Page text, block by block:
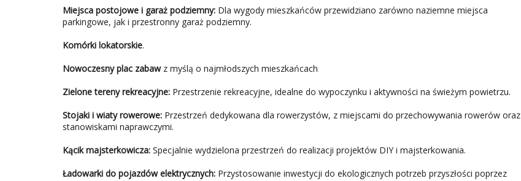
Miejsca postojowe i garaż podziemny: Dla wygody mieszkańców przewidziano zarówno naziemne miejsca
parkingowe, jak i przestronny garaż podziemny.
Komórki lokatorskie.
Nowoczesny plac zabaw z myślą o najmłodszych mieszkańcach
Zielone tereny rekreacyjne: Przestrzenie rekreacyjne, idealne do wypoczynku i aktywności na świeżym powietrzu.
Stojaki i wiaty rowerowe: Przestrzeń dedykowana dla rowerzystów, z miejscami do przechowywania rowerów oraz
stanowiskami naprawczymi.
Kącik majsterkowicza: Specjalnie wydzielona przestrzeń do realizacji projektów DIY i majsterkowania.
Ładowarki do pojazdów elektrycznych: Przystosowanie inwestycji do ekologicznych potrzeb przyszłości poprzez